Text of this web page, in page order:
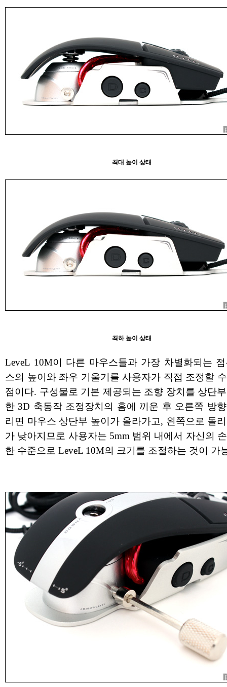
최대 높이 상태
최하 높이 상태
LeveL 10M이 다른 마우스들과 가장 차별화되는
스의 높이와 좌우 기울기를 사용자가 직접 조정할
점이다. 구성물로 기본 제공되는 조향 장치를 상단
한 3D 축동작 조정장치의 홈에 끼운 후 오른쪽 방
리면 마우스 상단부 높이가 올라가고, 왼쪽으로 돌
가 낮아지므로 사용자는 5mm 범위 내에서 자신의
한 수준으로 LeveL 10M의 크기를 조절하는 것이 가